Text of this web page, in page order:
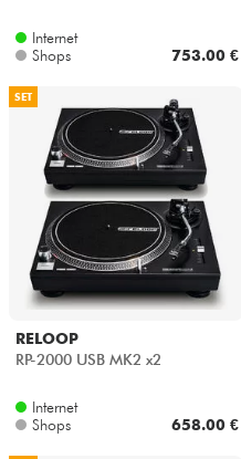
Internet
Shops
753.00 €
SET
RELOOP
RP-2000 USB MK2 x2
Internet
Shops
658.00 €